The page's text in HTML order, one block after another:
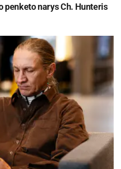
narys Ch. Hunteris